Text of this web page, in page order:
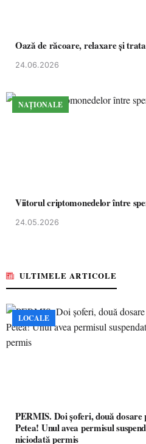
Oază de răcoare, relaxare și
24.06.2026
NAȚIONALE
Viitorul criptomonedelor între
24.05.2026
ULTIMELE ARTICOLE
LOCALE
PERMIS. Doi șoferi, două dosare
Petea! Unul avea permisul
niciodată permis